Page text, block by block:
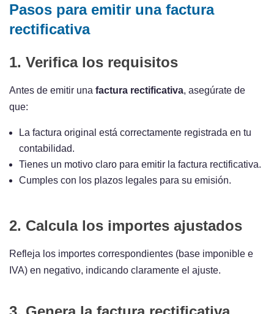
Pasos para emitir una factura
rectificativa
1. Verifica los requisitos
Antes de emitir una factura rectificativa, asegúrate de
que:
La factura original está correctamente registrada en tu
contabilidad.
Tienes un motivo claro para emitir la factura rectificativa.
Cumples con los plazos legales para su emisión.
2. Calcula los importes ajustados
Refleja los importes correspondientes (base imponible e
IVA) en negativo, indicando claramente el ajuste.